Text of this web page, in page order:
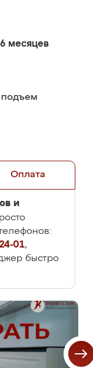
месяцев
подъем
Оплата
и
01,
быстро